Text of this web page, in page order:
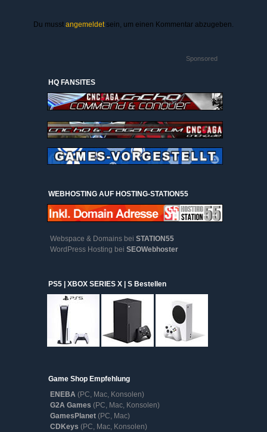
Du musst angemeldetsein, um einen Kommentar abzugeben.
Sponsored
HQ FANSITES
WEBHOSTING AUF HOSTING-STATION55
Webspace & Domains bei STATION55
WordPress Hosting bei SEOWebhoster
PS5 | XBOX SERIES X | S Bestellen
Game Shop Empfehlung
ENEBA (PC, Mac, Konsolen)
G2A Games (PC, Mac, Konsolen)
GamesPlanet (PC, Mac)
CDKeys (PC, Mac, Konsolen)